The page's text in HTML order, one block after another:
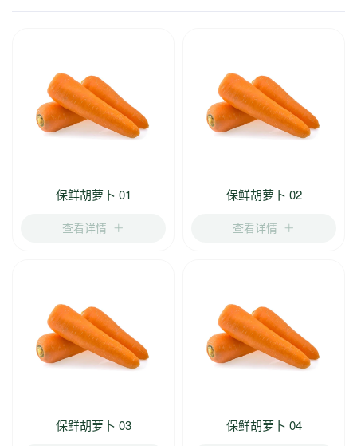
保鲜胡萝卜 01
查看详情
保鲜胡萝卜 02
查看详情
保鲜胡萝卜 03 保鲜胡萝卜 04